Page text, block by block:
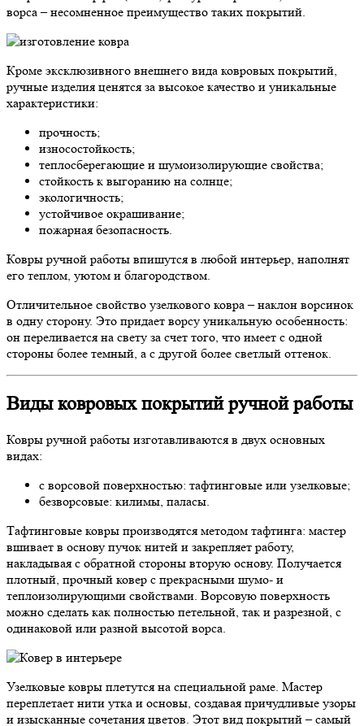
ворса – несомненное преимущество таких покрытий.
Кроме эксклюзивного внешнего вида ковровых покрытий,
ручные изделия ценятся за высокое качество и уникальные
характеристики:
прочность;
износостойкость;
теплосберегающие и шумоизолирующие свойства;
стойкость к выгоранию на солнце;
экологичность;
устойчивое окрашивание;
пожарная безопасность.
Ковры ручной работы впишутся в любой интерьер, наполнят
его теплом, уютом и благородством.
Отличительное свойство узелкового ковра – наклон ворсинок
в одну сторону. Это придает ворсу уникальную особенность:
он переливается на свету за счет того, что имеет с одной
стороны более темный, а с другой более светлый оттенок.
Виды ковровых покрытий ручной работы
Ковры ручной работы изготавливаются в двух основных
видах:
с ворсовой поверхностью: тафтинговые или узелковые;
безворсовые: килимы, паласы.
Тафтинговые ковры производятся методом тафтинга: мастер
вшивает в основу пучок нитей и закрепляет работу,
накладывая с обратной стороны вторую основу. Получается
плотный, прочный ковер с прекрасными шумо- и
теплоизолирующими свойствами. Ворсовую поверхность
можно сделать как полностью петельной, так и разрезной, с
одинаковой или разной высотой ворса.
Узелковые ковры плетутся на специальной раме. Мастер
переплетает нити утка и основы, создавая причудливые узоры
и изысканные сочетания цветов. Этот вид покрытий – самый